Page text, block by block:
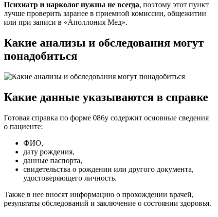
Психиатр и нарколог нужны не всегда, поэтому этот пункт
лучше проверить заранее в приемной комиссии, общежитии
или при записи в «Аполлония Мед».
Какие анализы и обследования могут
понадобиться
Какие данные указываются в справке
Готовая справка по форме 086у содержит основные сведения
о пациенте:
ФИО,
дату рождения,
данные паспорта,
свидетельства о рождении или другого документа,
удостоверяющего личность.
Также в нее вносят информацию о прохождении врачей,
результаты обследований и заключение о состоянии здоровья.